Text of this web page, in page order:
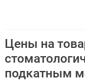
Цены на
подкатным